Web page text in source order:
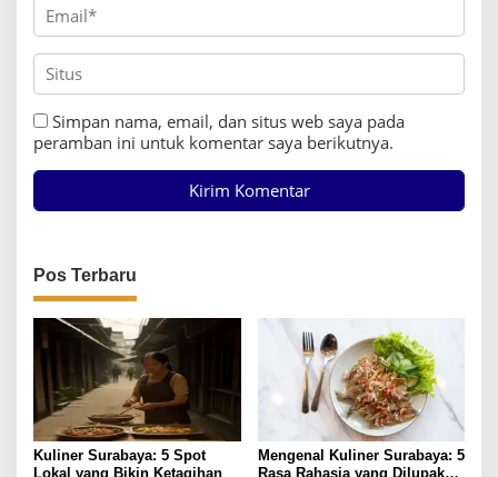
Simpan nama, email, dan situs web saya pada
peramban ini untuk komentar saya berikutnya.
Pos Terbaru
Kuliner Surabaya: 5 Spot
Lokal yang Bikin Ketagihan
Mengenal Kuliner Surabaya: 5
Rasa Rahasia yang Dilupakan